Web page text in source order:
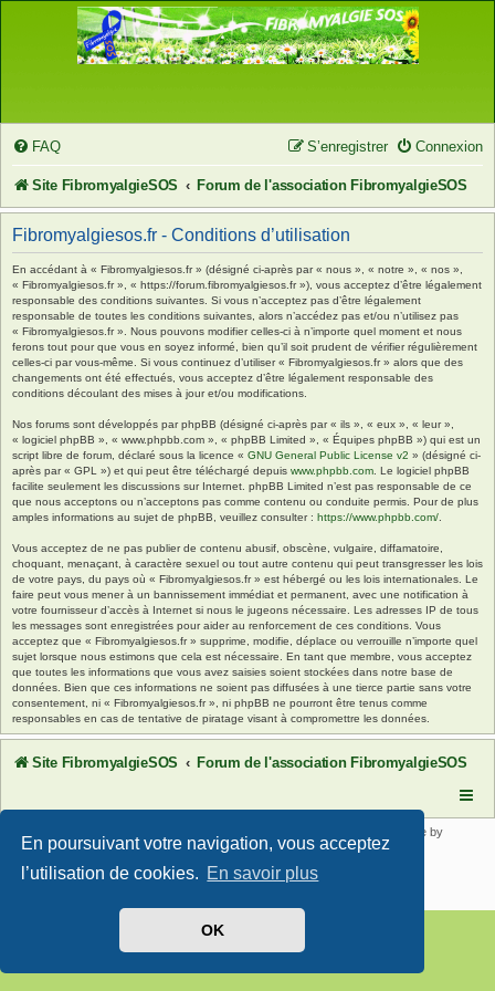
En poursuivant votre navigation, vous acceptez
l’utilisation de cookies. En savoir plus
OK
FAQ Connexion
S’enregistrer
Site FibromyalgieSOS Forum de l'association FibromyalgieSOS
Fibromyalgiesos.fr - Conditions d’utilisation
En accédant à « Fibromyalgiesos.fr » (désigné ci-après par « nous », « notre », « nos »,
« Fibromyalgiesos.fr », « https://forum.fibromyalgiesos.fr »), vous acceptez d’être légalement
responsable des conditions suivantes. Si vous n’acceptez pas d’être légalement
responsable de toutes les conditions suivantes, alors n’accédez pas et/ou n’utilisez pas
« Fibromyalgiesos.fr ». Nous pouvons modifier celles-ci à n’importe quel moment et nous
ferons tout pour que vous en soyez informé, bien qu’il soit prudent de vérifier régulièrement
celles-ci par vous-même. Si vous continuez d’utiliser « Fibromyalgiesos.fr » alors que des
changements ont été effectués, vous acceptez d’être légalement responsable des
conditions découlant des mises à jour et/ou modifications.
Nos forums sont développés par phpBB (désigné ci-après par « ils », « eux », « leur »,
« logiciel phpBB », « www.phpbb.com », « phpBB Limited », « Équipes phpBB ») qui est un
script libre de forum, déclaré sous la licence « GNU General Public License v2 » (désigné ci-
après par « GPL ») et qui peut être téléchargé depuis www.phpbb.com . Le logiciel phpBB
facilite seulement les discussions sur Internet. phpBB Limited n’est pas responsable de ce
que nous acceptons ou n’acceptons pas comme contenu ou conduite permis. Pour de plus
amples informations au sujet de phpBB, veuillez consulter : https://www.phpbb.com/
Vous acceptez de ne pas publier de contenu abusif, obscène, vulgaire, diffamatoire,
choquant, menaçant, à caractère sexuel ou tout autre contenu qui peut transgresser les lois
de votre pays, du pays où « Fibromyalgiesos.fr » est hébergé ou les lois internationales. Le
faire peut vous mener à un bannissement immédiat et permanent, avec une notification à
votre fournisseur d’accès à Internet si nous le jugeons nécessaire. Les adresses IP de tous
les messages sont enregistrées pour aider au renforcement de ces conditions. Vous
acceptez que « Fibromyalgiesos.fr » supprime, modifie, déplace ou verrouille n’importe quel
sujet lorsque nous estimons que cela est nécessaire. En tant que membre, vous acceptez
que toutes les informations que vous avez saisies soient stockées dans notre base de
données. Bien que ces informations ne soient pas diffusées à une tierce partie sans votre
consentement, ni « Fibromyalgiesos.fr », ni phpBB ne pourront être tenus comme
responsables en cas de tentative de piratage visant à compromettre les données.
Site FibromyalgieSOS Forum de l'association FibromyalgieSOS
® Forum Software © phpBB Limited | SE Square by
PhpBB3 BBCodes
Traduit parphpBB-fr.com